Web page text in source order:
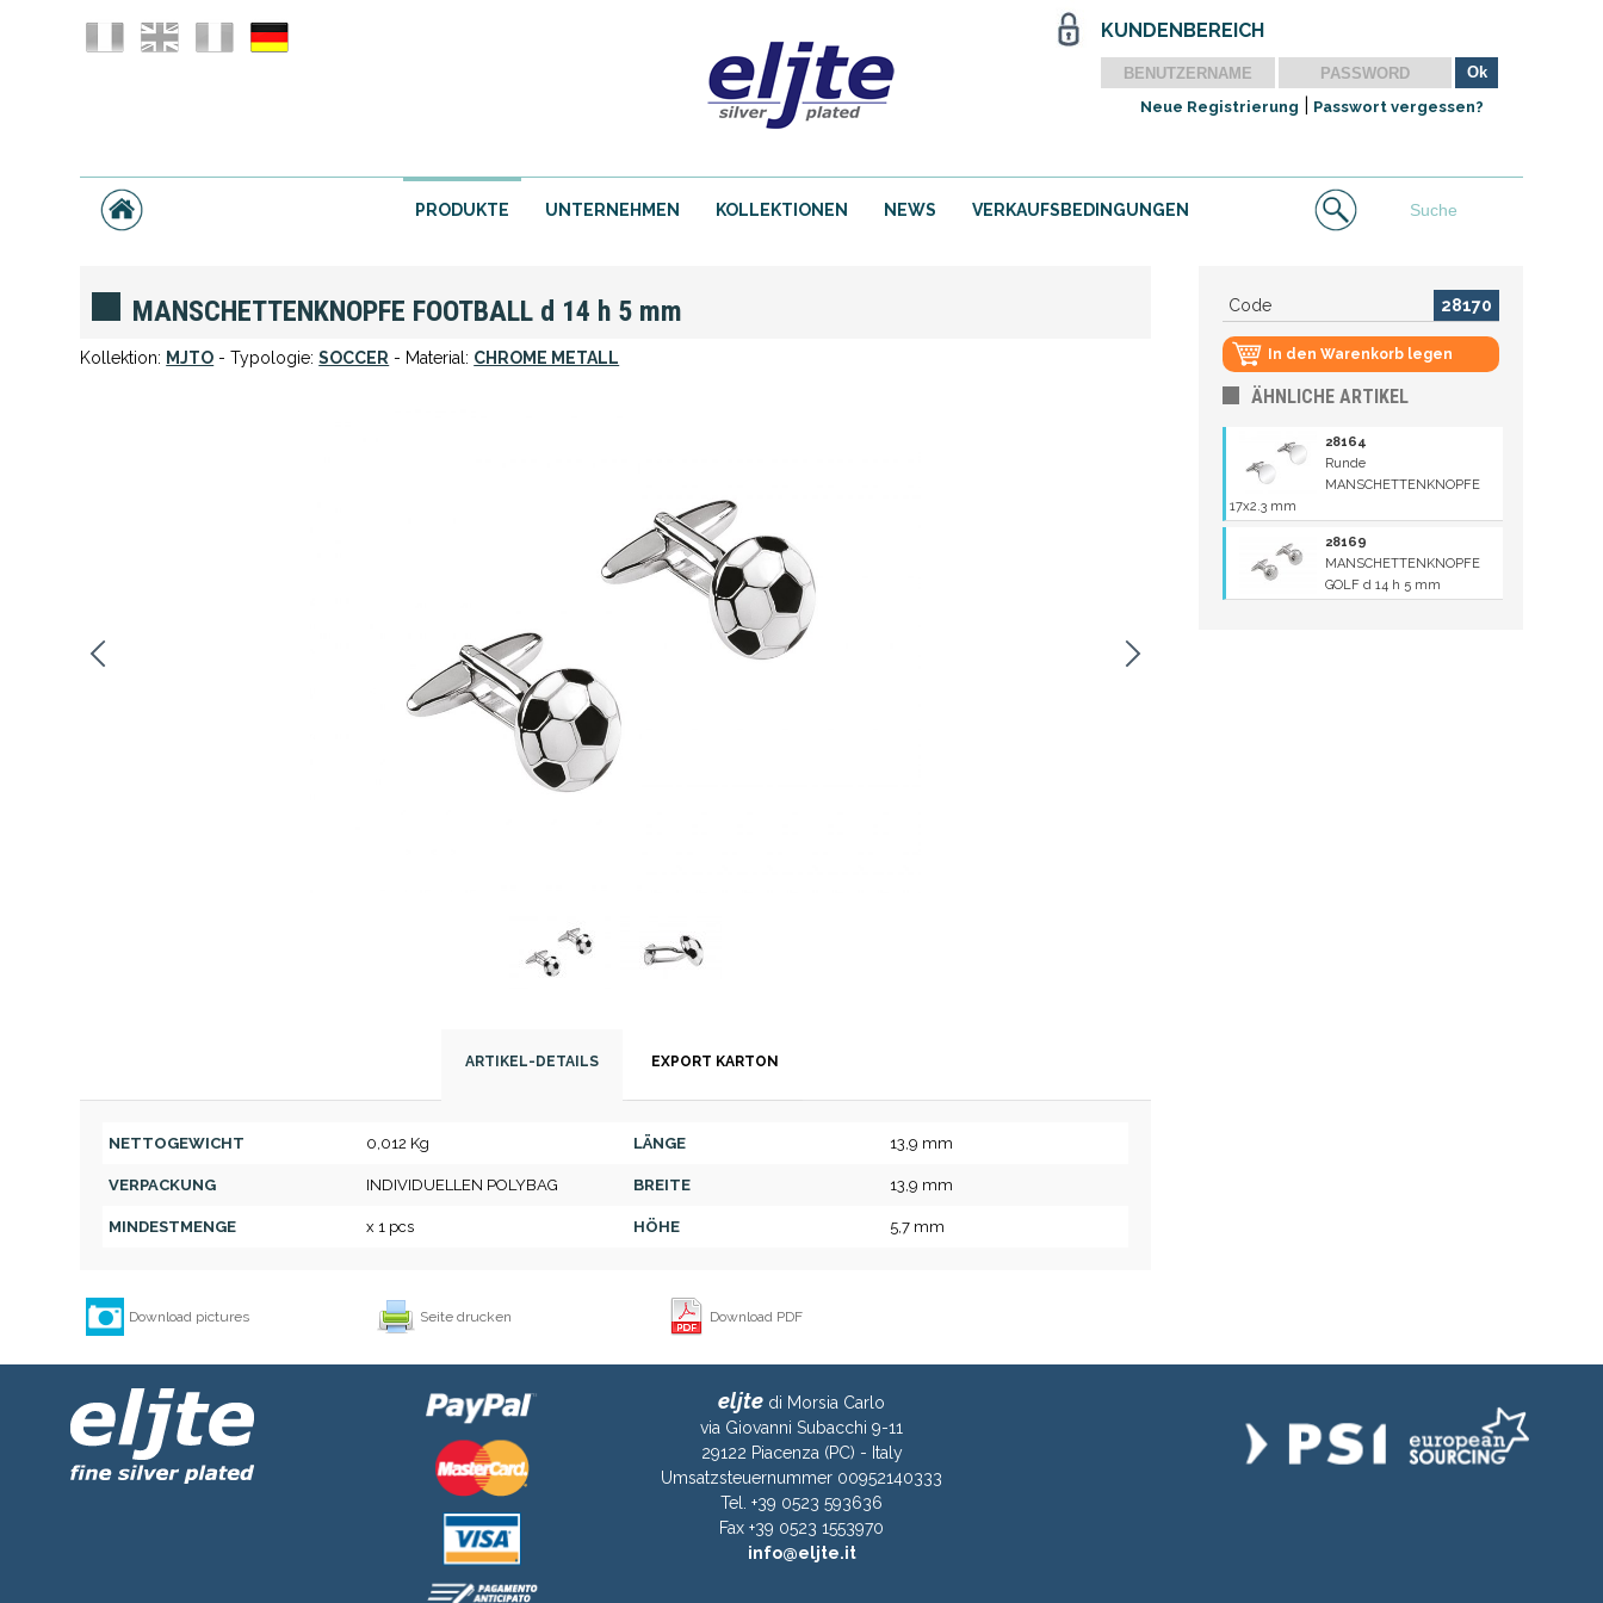
KUNDENBEREICH
Neue Registrierung Passwort vergessen?
PRODUKTE UNTERNEHMEN KOLLEKTIONEN NEWS VERKAUFSBEDINGUNGEN
MANSCHETTENKNOPFE FOOTBALL d 14 h 5 mm
Kollektion: MJTO - Typologie:SOCCER - Material: CHROME METALL
ARTIKEL-DETAILS EXPORT KARTON
NETTOGEWICHT 0,012 Kg LÄNGE 13,9 mm
VERPACKUNG INDIVIDUELLEN POLYBAG BREITE 13,9 mm
MINDESTMENGE x 1 pcs HÖHE 5,7 mm
Download pictures Seite drucken Download PDF
Code 28170
In den Warenkorb legen
ÄHNLICHE ARTIKEL
28164
Runde
MANSCHETTENKNOPFE
17x2.3 mm
28169
MANSCHETTENKNOPFE
GOLF d 14 h 5 mm
eljte di Morsia Carlo
via Giovanni Subacchi 9-11
29122 Piacenza (PC) - Italy
Umsatzsteuernummer 00952140333
Tel. +39 0523 593636
Fax +39 0523 1553970
info@eljte.it